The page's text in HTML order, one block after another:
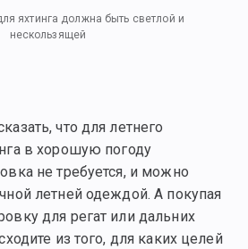
яхтинга должна быть светлой и
нескользящей
что для летнего
в хорошую погоду
не требуется, и можно
летней одеждой. А покупая
для регат или дальних
из того, для каких целей